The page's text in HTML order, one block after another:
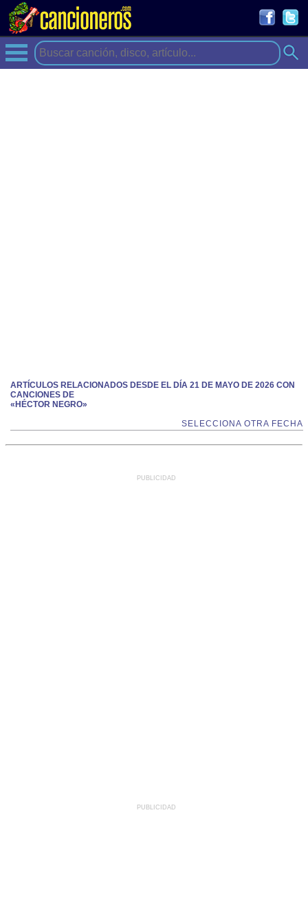
ARTÍCULOS RELACIONADOS DESDE EL DÍA 21 DE MAYO DE 2026 CON
CANCIONES DE
«HÉCTOR NEGRO»
SELECCIONA OTRA FECHA
PUBLICIDAD
PUBLICIDAD